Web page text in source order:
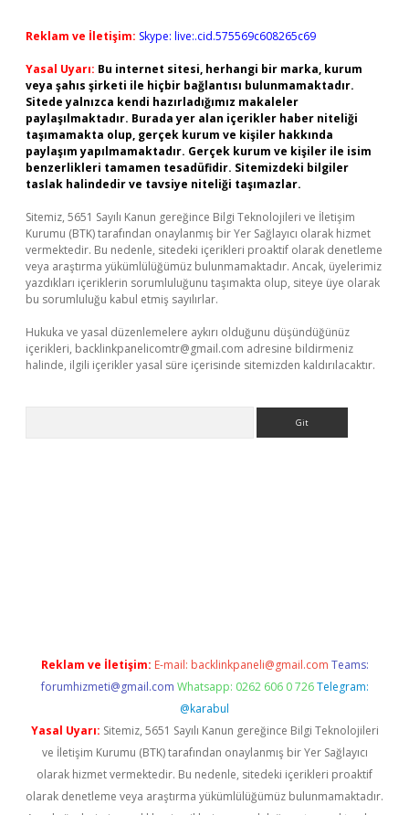
Reklam ve İletişim: Skype: live:.cid.575569c608265c69
Yasal Uyarı: Bu internet sitesi, herhangi bir marka, kurum
veya şahıs şirketi ile hiçbir bağlantısı bulunmamaktadır.
Sitede yalnızca kendi hazırladığımız makaleler
paylaşılmaktadır. Burada yer alan içerikler haber niteliği
taşımamakta olup, gerçek kurum ve kişiler hakkında
paylaşım yapılmamaktadır. Gerçek kurum ve kişiler ile isim
benzerlikleri tamamen tesadüfidir. Sitemizdeki bilgiler
taslak halindedir ve tavsiye niteliği taşımazlar.
Sitemiz, 5651 Sayılı Kanun gereğince Bilgi Teknolojileri ve İletişim
Kurumu (BTK) tarafından onaylanmış bir Yer Sağlayıcı olarak hizmet
vermektedir. Bu nedenle, sitedeki içerikleri proaktif olarak denetleme
veya araştırma yükümlülüğümüz bulunmamaktadır. Ancak, üyelerimiz
yazdıkları içeriklerin sorumluluğunu taşımakta olup, siteye üye olarak
bu sorumluluğu kabul etmiş sayılırlar.
Hukuka ve yasal düzenlemelere aykırı olduğunu düşündüğünüz
içerikleri, backlinkpanelicomtr@gmail.com adresine bildirmeniz
halinde, ilgili içerikler yasal süre içerisinde sitemizden kaldırılacaktır.
Reklam ve İletişim: E-mail: backlinkpaneli@gmail.com Teams:
forumhizmeti@gmail.com Whatsapp: 0262 606 0 726 Telegram:
@karabul
Yasal Uyarı: Sitemiz, 5651 Sayılı Kanun gereğince Bilgi Teknolojileri
ve İletişim Kurumu (BTK) tarafından onaylanmış bir Yer Sağlayıcı
olarak hizmet vermektedir. Bu nedenle, sitedeki içerikleri proaktif
olarak denetleme veya araştırma yükümlülüğümüz bulunmamaktadır.